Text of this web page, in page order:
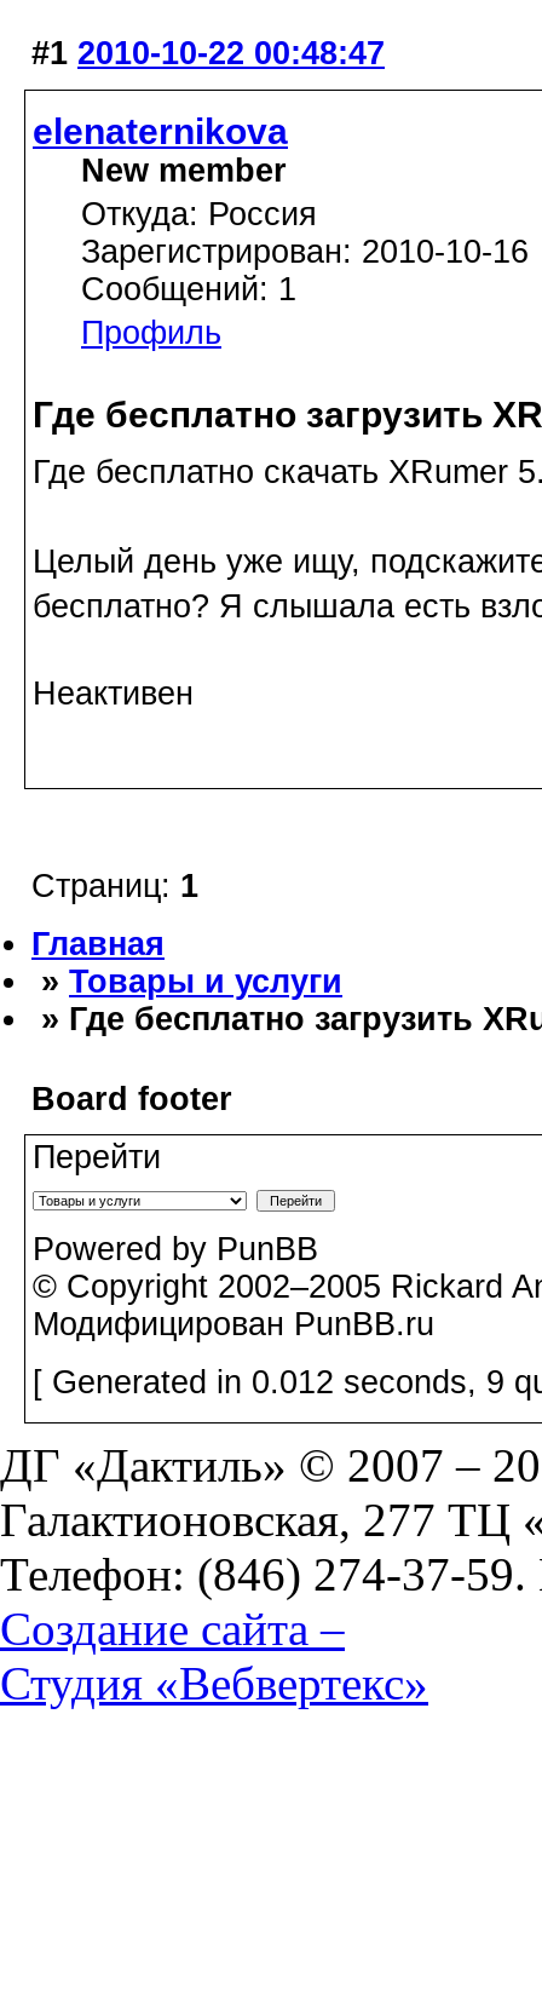
#1 2010-10-22 00:48:47
elenaternikova
New member
Откуда: Россия
Зарегистрирован: 2010-10-16
Сообщений: 1
Профиль
Где бесплатно загрузить
Где бесплатно скачать XRumer
Целый день уже ищу,
бесплатно? Я слышала есть
Неактивен
Страниц: 1
Главная
» Товары и услуги
» Где бесплатно загрузить
Board footer
Перейти
Powered by PunBB
© Copyright 2002–2005 Rickard
Модифицирован PunBB.ru
[ Generated in 0.012 seconds, 9
ДГ «Дактиль» © 2007 –
Галактионовская, 277
Телефон: (846) 274-37-
Создание сайта –
Студия «Вебвертекс»